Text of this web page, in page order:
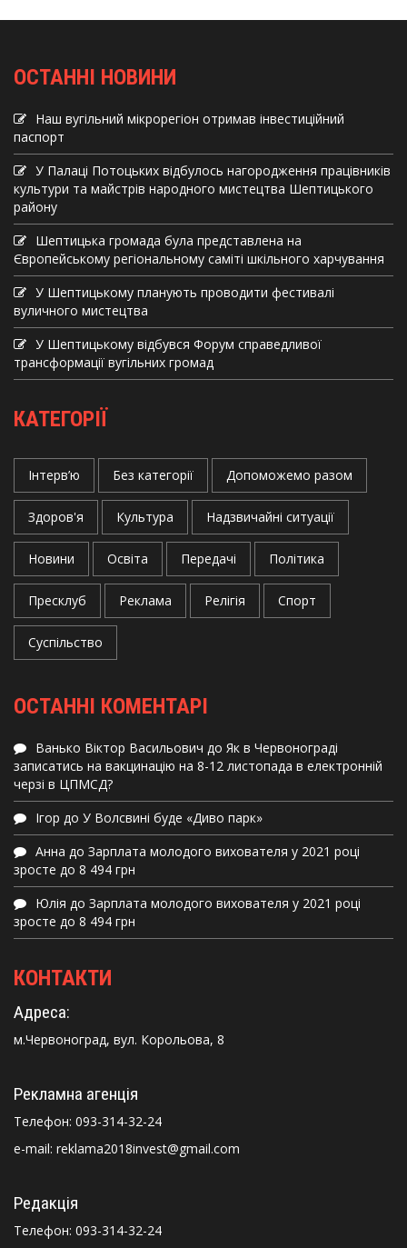
ОСТАННІ НОВИНИ
Наш вугільний мікрорегіон отримав інвеcтиційний
паспорт
У Палаці Потоцьких відбулось нагородження працівників
культури та майстрів народного мистецтва Шептицького
району
Шептицька громада була представлена на
Європейському регіональному саміті шкільного харчування
У Шептицькому планують проводити фестивалі
вуличного мистецтва
У Шептицькому відбувся Форум справедливої
трансформації вугільних громад
КАТЕГОРІЇ
Інтерв’ю Без категорії Допоможемо разом
Здоров'я Культура Надзвичайні ситуації
Новини Освіта Передачі Політика
Пресклуб Реклама Релігія Спорт
Суспільство
ОСТАННІ КОМЕНТАРІ
Ванько Віктор Васильович до Як в Червонограді
записатись на вакцинацію на 8-12 листопада в електронній
черзі в ЦПМСД?
Ігор до У Волсвині буде «Диво парк»
Анна до Зарплата молодого вихователя у 2021 році
зросте до 8 494 грн
Юлія до Зарплата молодого вихователя у 2021 році
зросте до 8 494 грн
КОНТАКТИ
Адреса:
м.Червоноград, вул. Корольова, 8
Рекламна агенція
Телефон: 093-314-32-24
e-mail: reklama2018invest@gmail.com
Редакція
Телефон: 093-314-32-24